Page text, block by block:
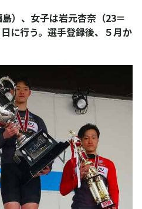
）、女子は岩元杏奈（23＝
に行う。選手登録後、５月か